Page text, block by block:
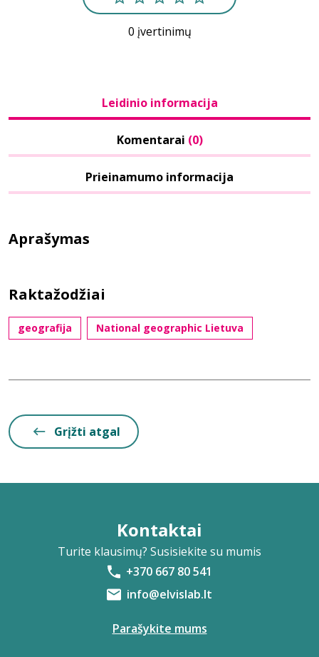
0 įvertinimų
Leidinio informacija
Komentarai (0)
Prieinamumo informacija
Aprašymas
Raktažodžiai
geografija National geographic Lietuva
Grįžti atgal
Kontaktai
Turite klausimų? Susisiekite su mumis
+370 667 80 541
info@elvislab.lt
Parašykite mums